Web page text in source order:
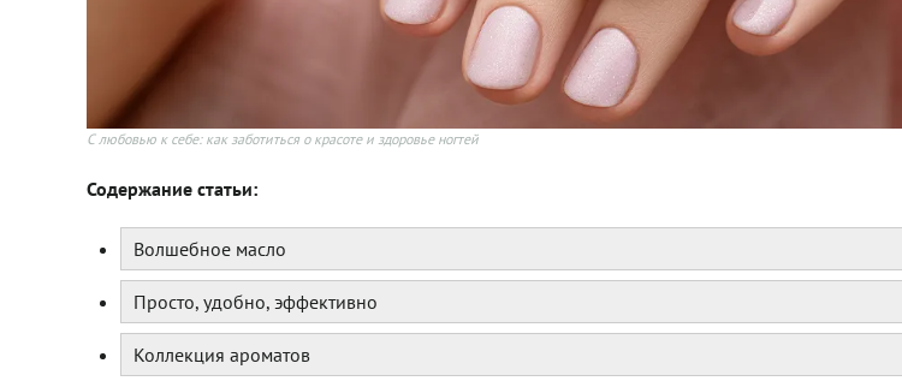
С любовью к себе: как заботиться о красоте и здоровье ногтей
Содержание статьи:
Волшебное масло
Просто, удобно, эффективно
Коллекция ароматов